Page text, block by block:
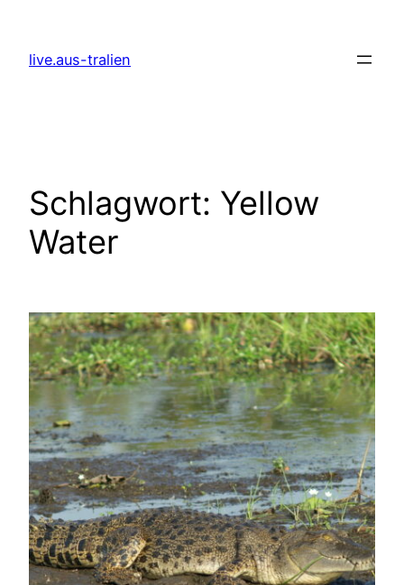
springen
live.aus-tralien
Schlagwort: Yellow
Water